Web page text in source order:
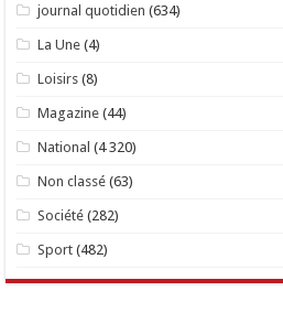
journal quotidien (634)
La Une (4)
Loisirs (8)
Magazine (44)
National (4 320)
Non classé (63)
Société (282)
Sport (482)